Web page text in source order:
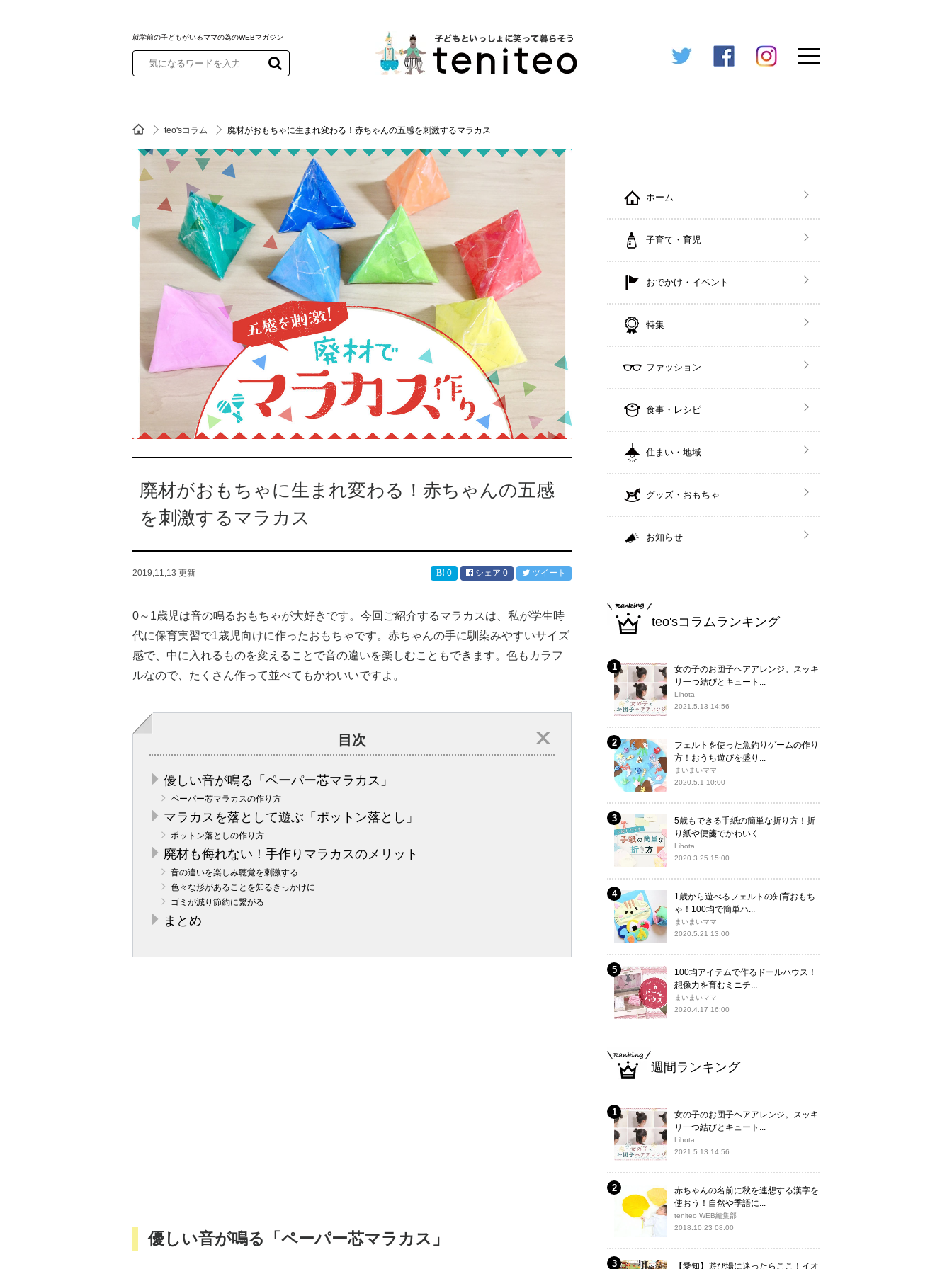
就学前の子どもがいるママの為のWEBマガジン
teo'sコラム 廃材がおもちゃに生まれ変わる！赤ちゃんの五感を刺激するマラカス
廃材がおもちゃに生まれ変わる！赤ちゃんの五感
を刺激するマラカス
2019,11,13 更新 0 シェア 0 ツイート
0～1歳児は音の鳴るおもちゃが大好きです。今回ご紹介するマラカスは、私が学生時
代に保育実習で1歳児向けに作ったおもちゃです。赤ちゃんの手に馴染みやすいサイズ
感で、中に入れるものを変えることで音の違いを楽しむこともできます。色もカラフ
ルなので、たくさん作って並べてもかわいいですよ。
目次
優しい音が鳴る「ペーパー芯マラカス」
ペーパー芯マラカスの作り方
マラカスを落として遊ぶ「ポットン落とし」
ポットン落としの作り方
廃材も侮れない！手作りマラカスのメリット
音の違いを楽しみ聴覚を刺激する
色々な形があることを知るきっかけに
ゴミが減り節約に繋がる
まとめ
優しい音が鳴る「ペーパー芯マラカス」
ホーム
子育て・育児
おでかけ・イベント
特集
ファッション
食事・レシピ
住まい・地域
グッズ・おもちゃ
お知らせ
teo'sコラムランキング
女の子のお団子ヘアアレンジ。スッキ
リ一つ結びとキュート...
Lihota
2021.5.13 14:56
フェルトを使った魚釣りゲームの作り
方！おうち遊びを盛り...
まいまいママ
2020.5.1 10:00
5歳もできる手紙の簡単な折り方！折
り紙や便箋でかわいく...
Lihota
2020.3.25 15:00
1歳から遊べるフェルトの知育おもち
ゃ！100均で簡単ハ...
まいまいママ
2020.5.21 13:00
100均アイテムで作るドールハウス！
想像力を育むミニチ...
まいまいママ
2020.4.17 16:00
週間ランキング
女の子のお団子ヘアアレンジ。スッキ
リ一つ結びとキュート...
Lihota
2021.5.13 14:56
赤ちゃんの名前に秋を連想する漢字を
使おう！自然や季語に...
teniteo WEB編集部
2018.10.23 08:00
【愛知】遊び場に迷ったらここ！イオ